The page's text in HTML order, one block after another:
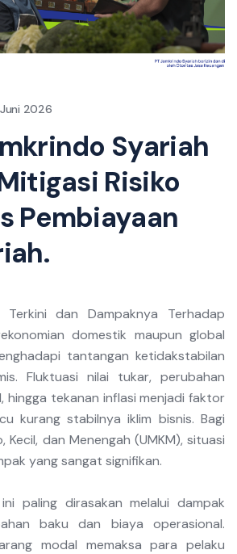
2026
Syariah
Risiko
Pembiayaan
Terkini dan Dampaknya Terhadap
domestik maupun global
tantangan ketidakstabilan
Fluktuasi nilai tukar, perubahan
hingga tekanan inflasi menjadi faktor
kurang stabilnya iklim bisnis. Bagi
Kecil, dan Menengah (UMKM), situasi
yang sangat signifikan.
paling dirasakan melalui dampak
baku dan biaya operasional.
modal memaksa para pelaku